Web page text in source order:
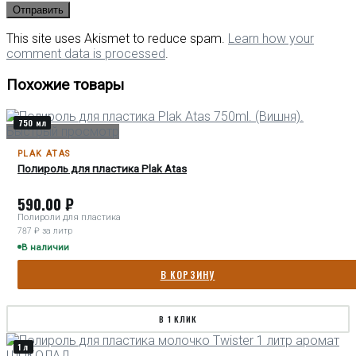
This site uses Akismet to reduce spam. Learn how your
comment data is processed.
Похожие товары
750 мл
Быстрый просмотр
PLAK ATAS
Полироль для пластика Plak Atas
590.00 ₽
Полироли для пластика
787 ₽ за литр
В наличии
В КОРЗИНУ
В 1 КЛИК
1 л